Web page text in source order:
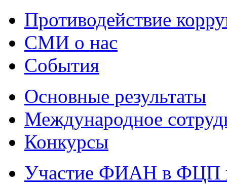
Противодействие
СМИ о нас
События
Основные результаты
Международное
Конкурсы
Участие ФИАН в ФЦП